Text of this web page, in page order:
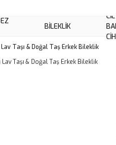
BILEKLIK
Lav Taşı & Doğal Taş Erkek Bileklik